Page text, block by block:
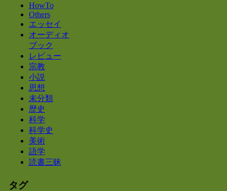
HowTo
Others
エッセイ
オーディオ
ブック
レビュー
宗教
小説
思想
未分類
歴史
科学
科学史
美術
語学
読書三昧
タグ